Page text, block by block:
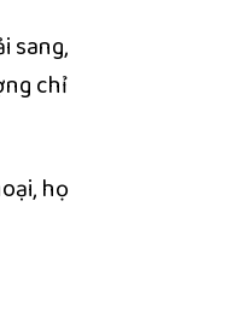
sang,
chỉ
họ